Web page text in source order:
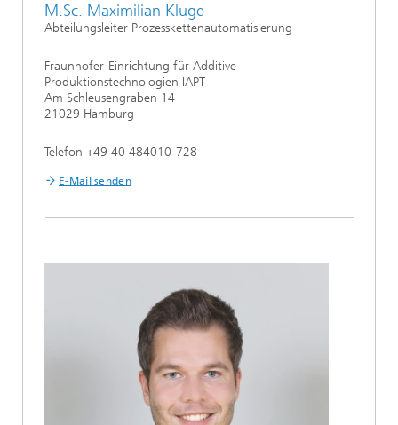
M.Sc. Maximilian Kluge
Abteilungsleiter Prozesskettenautomatisierung
Fraunhofer-Einrichtung für Additive
Produktionstechnologien IAPT
Am Schleusengraben 14
21029 Hamburg
Telefon +49 40 484010-728
E-Mail senden